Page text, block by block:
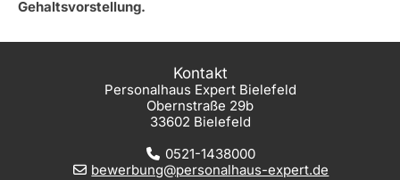
Gehaltsvorstellung.
Kontakt
Personalhaus Expert Bielefeld
Obernstraße 29b
33602 Bielefeld
0521-1438000
bewerbung@personalhaus-expert.de